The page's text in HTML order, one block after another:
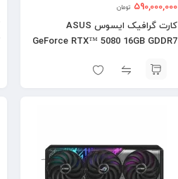
590,000,000 تومان
کارت گرافیک ایسوس ASUS
GeForce RTX™ 5080 16GB GDDR7